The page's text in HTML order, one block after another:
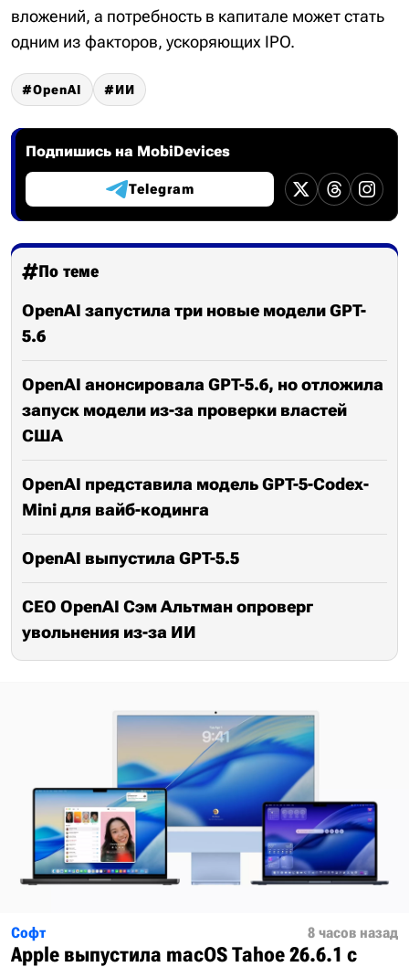
вложений, а потребность в капитале может стать
одним из факторов, ускоряющих IPO.
OpenAI ИИ
Подпишись на MobiDevices
Telegram
По теме
OpenAI запустила три новые модели GPT-
5.6
OpenAI анонсировала GPT-5.6, но отложила
запуск модели из-за проверки властей
США
OpenAI представила модель GPT-5-Codex-
Mini для вайб-кодинга
OpenAI выпустила GPT-5.5
CEO OpenAI Сэм Альтман опроверг
увольнения из-за ИИ
Софт 8 часов назад
Apple выпустила macOS Tahoe 26.6.1 с